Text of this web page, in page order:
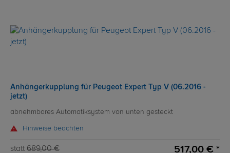
Anhängerkupplung für Peugeot Expert Typ V (06.2016 -
jetzt)
abnehmbares Automatiksystem von unten gesteckt
Hinweise beachten
statt 689,00 € 517,00 € *